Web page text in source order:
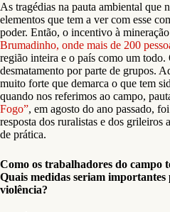
As tragédias na pauta ambiental que
elementos que tem a ver com esse
poder. Então, o incentivo à
Brumadinho, onde mais de 200
região inteira e o país como um
desmatamento por parte de grupos.
muito forte que demarca o que tem
quando nos referimos ao campo,
Fogo”, em agosto do ano passado,
resposta dos ruralistas e dos grileiros
de prática.
Como os trabalhadores do campo
Quais medidas seriam
violência?